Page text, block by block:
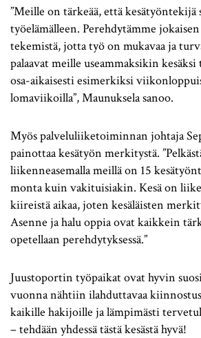
”Meille on tärkeää, että kesätyöntekijä
työelämälleen. Perehdytämme
tekemistä, jotta työ on mukavaa ja
palaavat meille useammaksikin
osa-aikaisesti esimerkiksi
lomaviikoilla”, Maunuksela sanoo.
Myös palveluliiketoiminnan johtaja
painottaa kesätyön merkitystä.
liikenneasemalla meillä on 15
monta kuin vakituisiakin. Kesä on
kiireistä aikaa, joten kesäläisten
Asenne ja halu oppia ovat kaikkein
opetellaan perehdytyksessä.”
Juustoportin työpaikat ovat hyvin
vuonna nähtiin ilahduttavaa
kaikille hakijoille ja lämpimästi
– tehdään yhdessä tästä kesästä hyvä!